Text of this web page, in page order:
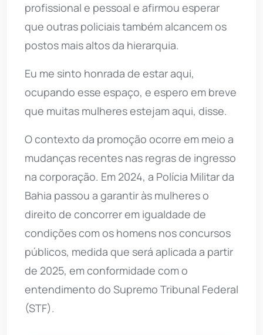
profissional e pessoal e afirmou esperar
que outras policiais também alcancem os
postos mais altos da hierarquia.
Eu me sinto honrada de estar aqui,
ocupando esse espaço, e espero em breve
que muitas mulheres estejam aqui, disse.
O contexto da promoção ocorre em meio a
mudanças recentes nas regras de ingresso
na corporação. Em 2024, a Polícia Militar da
Bahia passou a garantir às mulheres o
direito de concorrer em igualdade de
condições com os homens nos concursos
públicos, medida que será aplicada a partir
de 2025, em conformidade com o
entendimento do Supremo Tribunal Federal
(STF).